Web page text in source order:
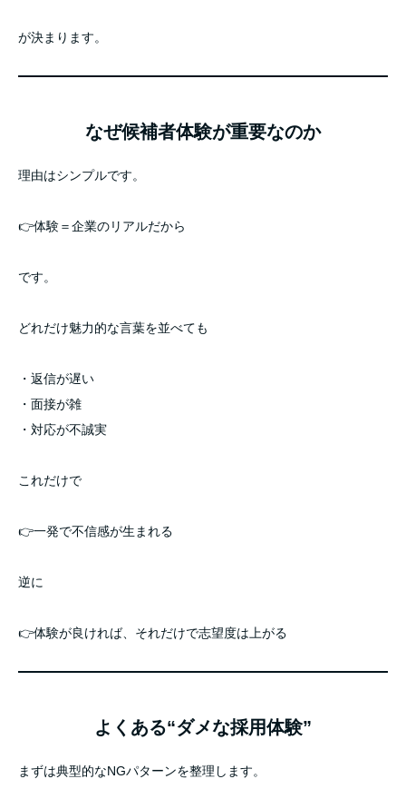
が決まります。
なぜ候補者体験が重要なのか
理由はシンプルです。
👉体験＝企業のリアルだから
です。
どれだけ魅力的な言葉を並べても
・返信が遅い
・面接が雑
・対応が不誠実
これだけで
👉一発で不信感が生まれる
逆に
👉体験が良ければ、それだけで志望度は上がる
よくある“ダメな採用体験”
まずは典型的なNGパターンを整理します。